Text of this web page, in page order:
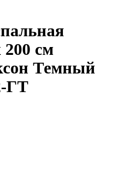
см
Темный
ГТ